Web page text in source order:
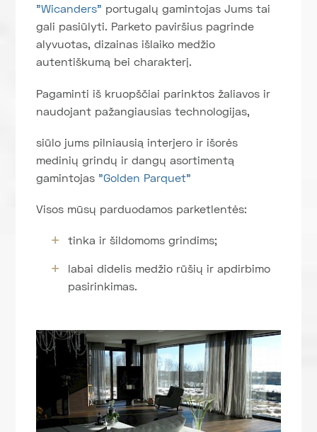
"Wicanders" portugalų gamintojas Jums tai
gali pasiūlyti. Parketo paviršius pagrinde
alyvuotas, dizainas išlaiko medžio
autentiškumą bei charakterį.
Pagaminti iš kruopščiai parinktos žaliavos ir
naudojant pažangiausias technologijas,
siūlo jums pilniausią interjero ir išorės
medinių grindų ir dangų asortimentą
gamintojas "Golden Parquet"
Visos mūsų parduodamos parketlentės:
tinka ir šildomoms grindims;
labai didelis medžio rūšių ir apdirbimo
pasirinkimas.